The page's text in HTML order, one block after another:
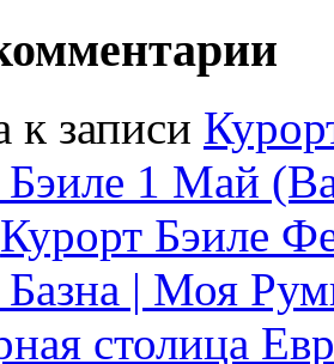
к записи
Бэиле 1 Май
Курорт Бэиле
Базна | Моя
столица